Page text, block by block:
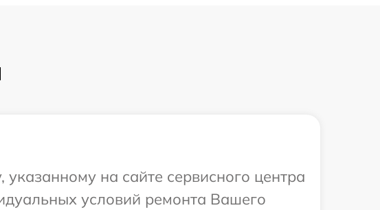
на сайте сервисного центра
условий ремонта Вашего